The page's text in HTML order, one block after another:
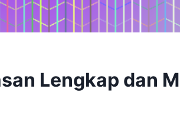
Lengkap dan